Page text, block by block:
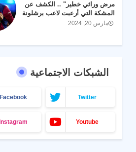
مرض وراثي خطير" .. الكشف عن
المشكة التي أرعبت لاعب برشلونة
جواو كانسيلو
مارس 20, 2024
الشبكات الاجتماعية
Facebook Twitter
Instagram Youtube